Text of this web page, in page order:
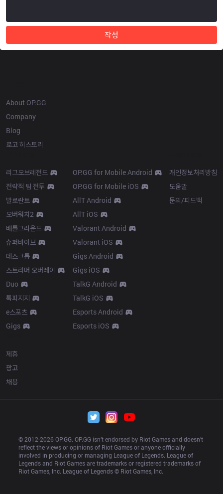
작성
About OP.GG
Company
Blog
로고 히스토리
리그오브레전드
전략적 팀 전투
발로란트
오버워치2
배틀그라운드
슈퍼바이브
데스크톱
스트리머 오버레이
Duo
톡피지지
e스포츠
Gigs
OP.GG for Mobile Android
OP.GG for Mobile iOS
AllT Android
AllT iOS
Valorant Android
Valorant iOS
Gigs Android
Gigs iOS
TalkG Android
TalkG iOS
Esports Android
Esports iOS
개인정보처리방침
도움말
문의/피드백
제휴
광고
채용
© 2012-2026 OP.GG. OP.GG isn’t endorsed by Riot Games and doesn’t
reflect the views or opinions of Riot Games or anyone officially
involved in producing or managing League of Legends. League of
Legends and Riot Games are trademarks or registered trademarks of
Riot Games, Inc. League of Legends © Riot Games, Inc.